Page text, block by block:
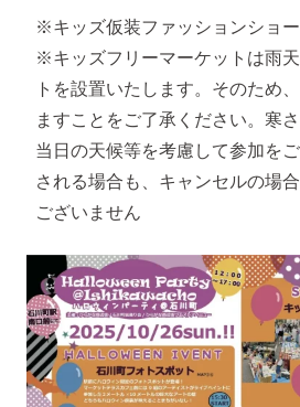
※キッズ仮装ファッションショ
※キッズフリーマーケットは雨
トを設置いたします。そのため
ますことをご了承ください。寒
当日の天候等を考慮して参加を
される場合も、キャンセルの場
ございません